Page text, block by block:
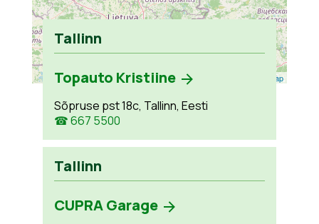
Leaflet OpenStreetMap
Tallinn
Topauto Kristiine
Sõpruse pst 18c, Tallinn, Eesti
☎ 667 5500
Tallinn
CUPRA Garage